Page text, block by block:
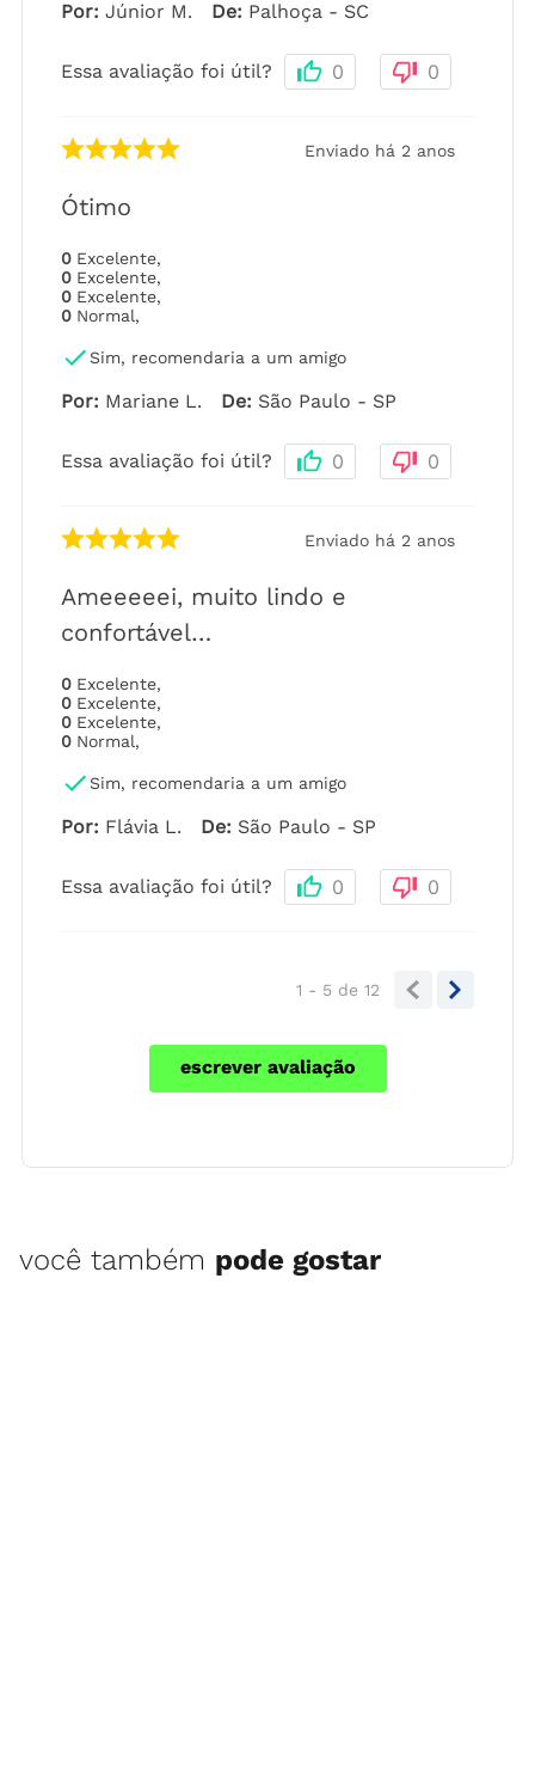
Por: Júnior M. De: Palhoça - SC
Essa avaliação foi útil? 0 0
Enviado há 2 anos
Ótimo
0 Excelente,
0 Excelente,
0 Excelente,
0 Normal,
Sim, recomendaria a um amigo
Por: Mariane L. De: São Paulo - SP
Essa avaliação foi útil? 0 0
Enviado há 2 anos
Ameeeeei, muito lindo e
confortável…
0 Excelente,
0 Excelente,
0 Excelente,
0 Normal,
Sim, recomendaria a um amigo
Por: Flávia L. De: São Paulo - SP
Essa avaliação foi útil? 0 0
1 - 5 de 12
escrever avaliação
você também pode gostar